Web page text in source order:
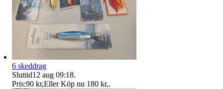
6 skeddrag
Sluttid12 aug 09:18.
Pris:90 kr,Eller Köp nu 180 kr,.